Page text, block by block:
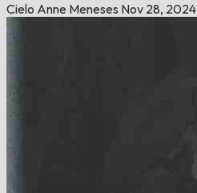
Cielo Anne Meneses Nov 28, 2024